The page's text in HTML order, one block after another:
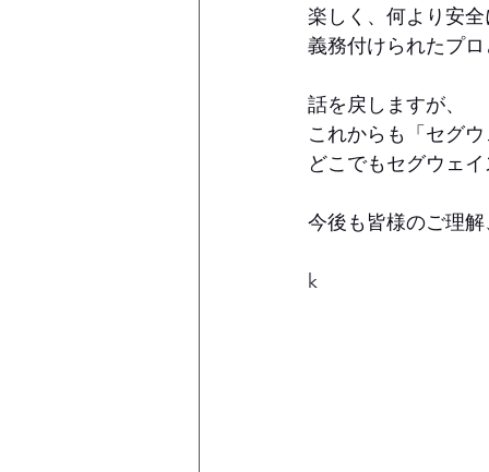
楽しく、何より安
義務付けられたプ
話を戻しますが、
これからも「セグ
どこでもセグウェ
今後も皆様のご理
k